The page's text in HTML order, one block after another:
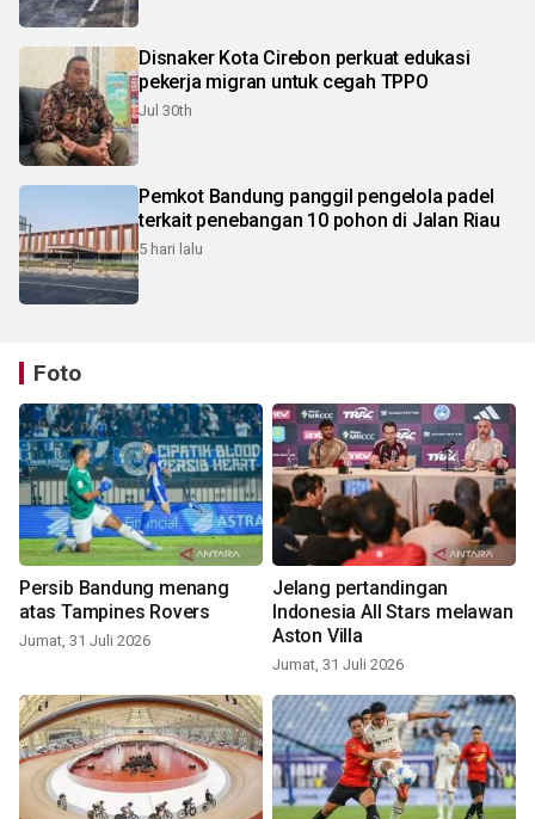
Disnaker Kota Cirebon perkuat edukasi
pekerja migran untuk cegah TPPO
Jul 30th
Pemkot Bandung panggil pengelola padel
terkait penebangan 10 pohon di Jalan Riau
5 hari lalu
Foto
Persib Bandung menang
atas Tampines Rovers
Jumat, 31 Juli 2026
Jelang pertandingan
Indonesia All Stars melawan
Aston Villa
Jumat, 31 Juli 2026